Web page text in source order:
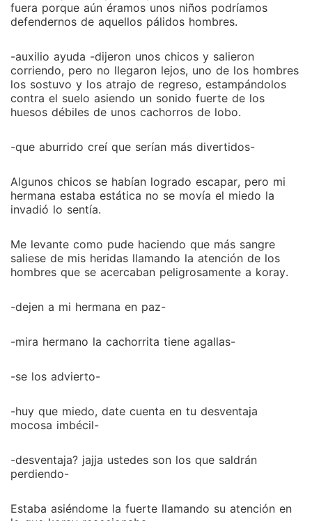
fuera porque aún éramos unos niños podríamos
defendernos de aquellos pálidos hombres.
-auxilio ayuda -dijeron unos chicos y salieron
corriendo, pero no llegaron lejos, uno de los hombres
los sostuvo y los atrajo de regreso, estampándolos
contra el suelo asiendo un sonido fuerte de los
huesos débiles de unos cachorros de lobo.
-que aburrido creí que serían más divertidos-
Algunos chicos se habían logrado escapar, pero mi
hermana estaba estática no se movía el miedo la
invadió lo sentía.
Me levante como pude haciendo que más sangre
saliese de mis heridas llamando la atención de los
hombres que se acercaban peligrosamente a koray.
-dejen a mi hermana en paz-
-mira hermano la cachorrita tiene agallas-
-se los advierto-
-huy que miedo, date cuenta en tu desventaja
mocosa imbécil-
-desventaja? jajja ustedes son los que saldrán
perdiendo-
Estaba asiéndome la fuerte llamando su atención en